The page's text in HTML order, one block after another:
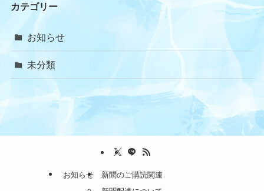
カテゴリー
お知らせ
未分類
お知らせ
新聞のご購読関連